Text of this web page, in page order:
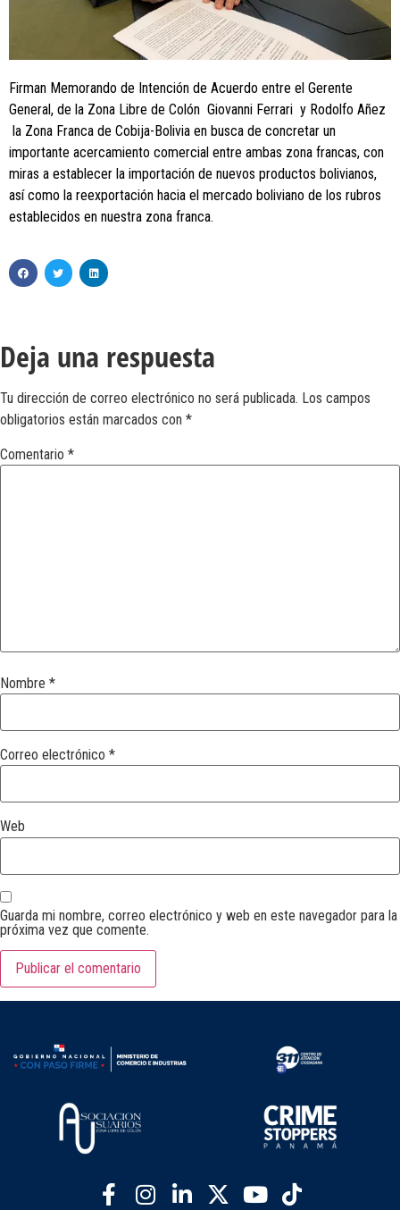
Firman Memorando de Intención de Acuerdo entre el Gerente
General, de la Zona Libre de Colón Giovanni Ferrari y Rodolfo Añez
la Zona Franca de Cobija-Bolivia en busca de concretar un
importante acercamiento comercial entre ambas zona francas, con
miras a establecer la importación de nuevos productos bolivianos,
así como la reexportación hacia el mercado boliviano de los rubros
establecidos en nuestra zona franca.
Deja una respuesta
Tu dirección de correo electrónico no será publicada. Los campos
obligatorios están marcados con *
Comentario *
Nombre *
Correo electrónico *
Web
Guarda mi nombre, correo electrónico y web en este navegador para la
próxima vez que comente.